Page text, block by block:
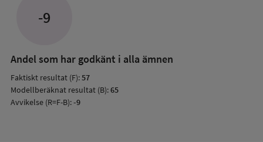
-9
Andel som har godkänt i alla ämnen
Faktiskt resultat (F):57
Modellberäknat resultat (B):65
Avvikelse (R=F-B):-9